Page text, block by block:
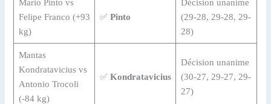
Mario Pinto vs
Felipe Franco (+93
kg)
✅ Pinto
Décision unanime
(29-28, 29-28, 29-
28)
Mantas
Kondratavicius vs
Antonio Trocoli
(-84 kg)
✅ Kondratavicius
Décision unanime
(30-27, 29-27, 29-
27)